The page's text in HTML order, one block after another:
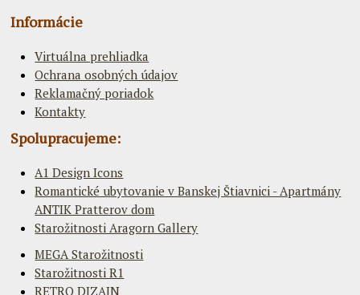
Informácie
Virtuálna prehliadka
Ochrana osobných údajov
Reklamačný poriadok
Kontakty
Spolupracujeme:
A1 Design Icons
Romantické ubytovanie v Banskej Štiavnici - Apartmány
ANTIK Pratterov dom
Starožitnosti Aragorn Gallery
MEGA Starožitnosti
Starožitnosti R1
RETRO DIZAJN